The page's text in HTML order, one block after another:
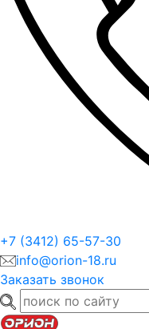
+7 (3412) 65-57-30
info@orion-18.ru
Заказать звонок